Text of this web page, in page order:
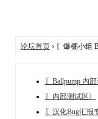
论坛首页› 〖爆棚小组
〖Ballpump 内部
〖内部测试区〗
〖汉化Bug汇报